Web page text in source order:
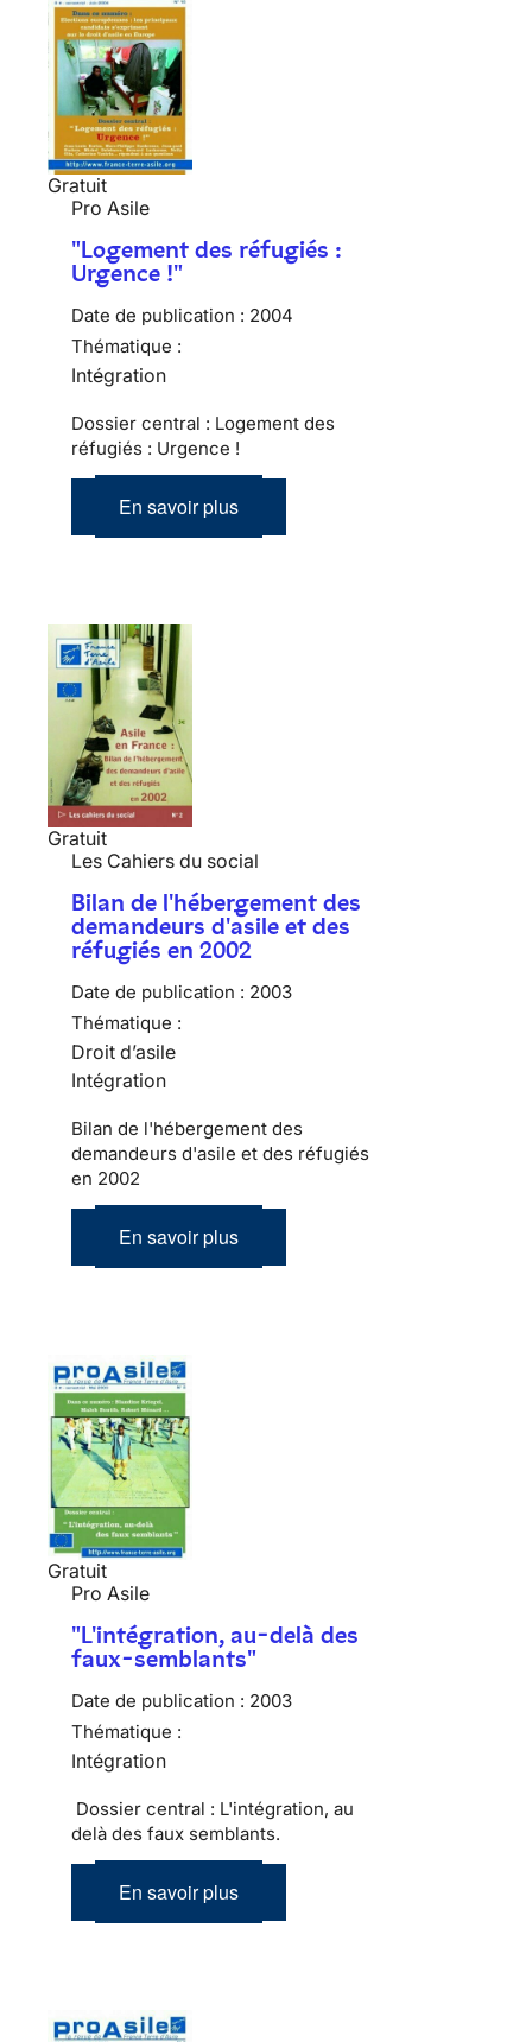
Gratuit
Pro Asile
"Logement des réfugiés :
Urgence !"
Date de publication : 2004
Thématique :
Intégration
Dossier central : Logement des
réfugiés : Urgence !
En savoir plus
Gratuit
Les Cahiers du social
Bilan de l'hébergement des
demandeurs d'asile et des
réfugiés en 2002
Date de publication : 2003
Thématique :
Droit d’asile
Intégration
Bilan de l'hébergement des
demandeurs d'asile et des réfugiés
en 2002
En savoir plus
Gratuit
Pro Asile
"L'intégration, au-delà des
faux-semblants"
Date de publication : 2003
Thématique :
Intégration
Dossier central : L'intégration, au
delà des faux semblants.
En savoir plus